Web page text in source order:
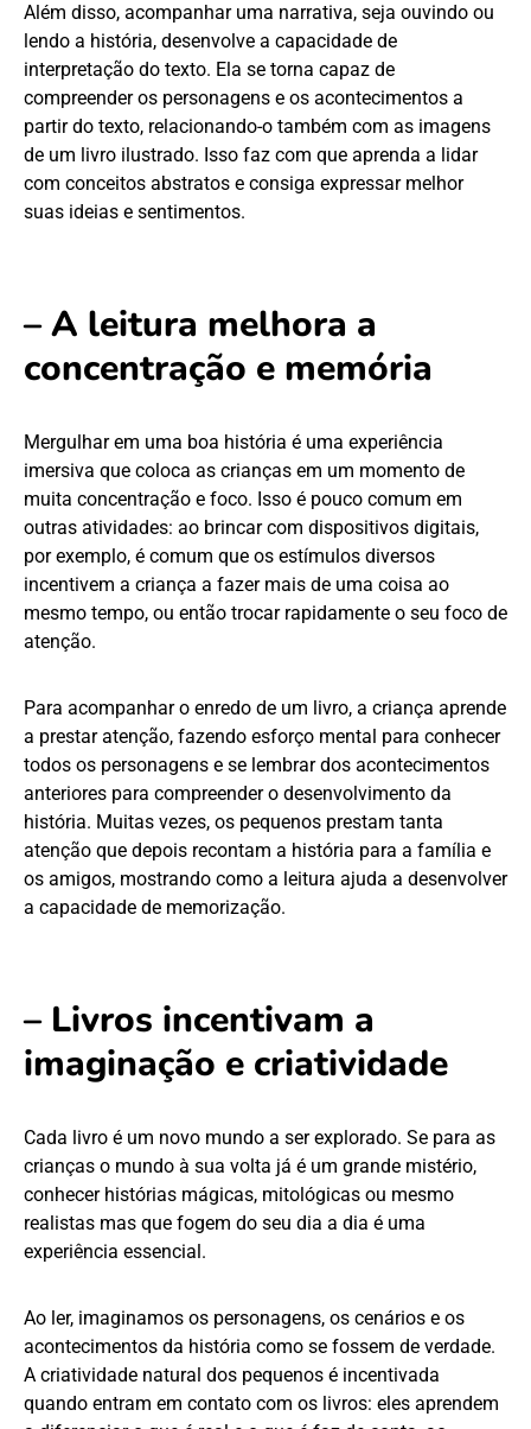
Além disso, acompanhar uma narrativa, seja ouvindo ou
lendo a história, desenvolve a capacidade de
interpretação do texto. Ela se torna capaz de
compreender os personagens e os acontecimentos a
partir do texto, relacionando-o também com as imagens
de um livro ilustrado. Isso faz com que aprenda a lidar
com conceitos abstratos e consiga expressar melhor
suas ideias e sentimentos.
– A leitura melhora a
concentração e memória
Mergulhar em uma boa história é uma experiência
imersiva que coloca as crianças em um momento de
muita concentração e foco. Isso é pouco comum em
outras atividades: ao brincar com dispositivos digitais,
por exemplo, é comum que os estímulos diversos
incentivem a criança a fazer mais de uma coisa ao
mesmo tempo, ou então trocar rapidamente o seu foco de
atenção.
Para acompanhar o enredo de um livro, a criança aprende
a prestar atenção, fazendo esforço mental para conhecer
todos os personagens e se lembrar dos acontecimentos
anteriores para compreender o desenvolvimento da
história. Muitas vezes, os pequenos prestam tanta
atenção que depois recontam a história para a família e
os amigos, mostrando como a leitura ajuda a desenvolver
a capacidade de memorização.
– Livros incentivam a
imaginação e criatividade
Cada livro é um novo mundo a ser explorado. Se para as
crianças o mundo à sua volta já é um grande mistério,
conhecer histórias mágicas, mitológicas ou mesmo
realistas mas que fogem do seu dia a dia é uma
experiência essencial.
Ao ler, imaginamos os personagens, os cenários e os
acontecimentos da história como se fossem de verdade.
A criatividade natural dos pequenos é incentivada
quando entram em contato com os livros: eles aprendem